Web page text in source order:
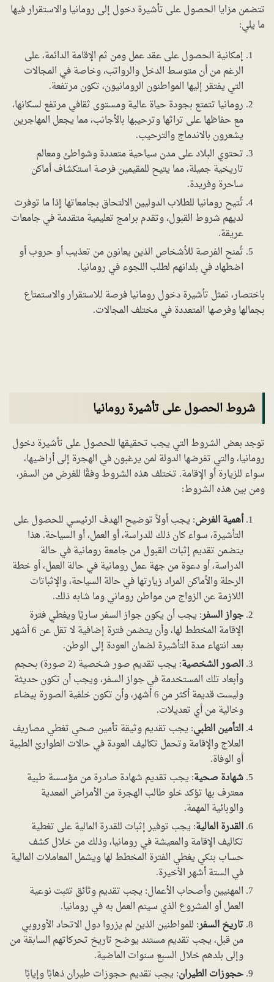
تتضمن مزايا الحصول على تأشيرة دخول إلى رومانيا والاستقرار فيها
ما يلي:
إمكانية الحصول على عقد عمل ومن ثم الإقامة الدائمة، على
الرغم من أن متوسط الدخل والرواتب، وخاصة في المجالات
التي يفتقر إليها المواطنون الرومانيون، تكون مرتفعة.
رومانيا تتمتع بجودة حياة عالية ومستوى ثقافي مرتفع لسكانها،
مع حفاظها على تراثها وترحيبها بالأجانب، مما يجعل المهاجرين
يشعرون بالاندماج والترحيب.
تحتوي البلاد على مدن سياحية متعددة وشواطئ ومعالم
تاريخية جميلة، مما يتيح للمقيمين فرصة استكشاف أماكن
ساحرة وفريدة.
تُتيح رومانيا للطلاب الدوليين الالتحاق بجامعاتها إذا ما توفرت
لديهم شروط القبول، وتقدم برامج تعليمية متقدمة في جامعات
عريقة.
تُمنح الفرصة للأشخاص الذين يعانون من تعذيب أو حروب أو
اضطهاد في بلدانهم لطلب اللجوء في رومانيا.
باختصار، تمثل تأشيرة دخول رومانيا فرصة للاستقرار والاستمتاع
بجمالها وفرصها المتعددة في مختلف المجالات.
شروط الحصول على تأشيرة رومانيا
توجد بعض الشروط التي يجب تحقيقها للحصول على تأشيرة دخول
رومانيا، والتي تفرضها الدولة لمن يرغبون في الهجرة إلى أراضيها،
سواء للزيارة أو الإقامة. تختلف هذه الشروط وفقًا للغرض من السفر،
ومن بين هذه الشروط:
أهمية الغرض: يجب أولاً توضيح الهدف الرئيسي للحصول على
التأشيرة، سواء كان ذلك للدراسة، أو العمل، أو السياحة. هذا
يتضمن تقديم إثبات القبول من جامعة رومانية في حالة
الدراسة، أو دعوة من جهة عمل رومانية في حالة العمل، أو خطة
الرحلة والأماكن المراد زيارتها في حالة السياحة، والإثباتات
اللازمة عن الزواج من مواطن روماني وما شابه ذلك.
جواز السفر: يجب أن يكون جواز السفر ساريًا ويغطي فترة
الإقامة المخطط لها، وأن يتضمن فترة إضافية لا تقل عن 6 أشهر
بعد انتهاء مدة التأشيرة لضمان العودة إلى الوطن.
الصور الشخصية
: يجب تقديم صور شخصية (2 صورة) بحجم
وأبعاد تلك المستخدمة في جواز السفر، ويجب أن تكون حديثة
وليست قديمة أكثر من 6 أشهر، وأن تكون خلفية الصورة بيضاء
وخالية من أي تعديلات.
التأمين الطبي: يجب تقديم وثيقة تأمين صحي تغطي مصاريف
العلاج والإقامة وتحمل تكاليف العودة في حالات الطوارئ الطبية
أو الوفاة.
شهادة صحية: يجب تقديم شهادة صادرة من مؤسسة طبية
معترف بها تؤكد خلو طالب الهجرة من الأمراض المعدية
والوبائية المهمة.
القدرة المالية: يجب توفير إثبات للقدرة المالية على تغطية
تكاليف الإقامة والمعيشة في رومانيا، وذلك من خلال كشف
حساب بنكي يغطي الفترة المخطط لها ويشمل المعاملات المالية
في الستة أشهر الأخيرة.
المهنيين وأصحاب الأعمال: يجب تقديم وثائق تثبت نوعية
العمل أو المشروع الذي سيتم العمل به في رومانيا.
تاريخ السفر: للمواطنين الذين لم يزروا دول الاتحاد الأوروبي
من قبل، يجب تقديم مستند يوضح تاريخ تحركاتهم السابقة من
وإلى بلدهم خلال السبع سنوات الماضية.
حجوزات الطيران: يجب تقديم حجوزات طيران ذهابًا وإيابًا